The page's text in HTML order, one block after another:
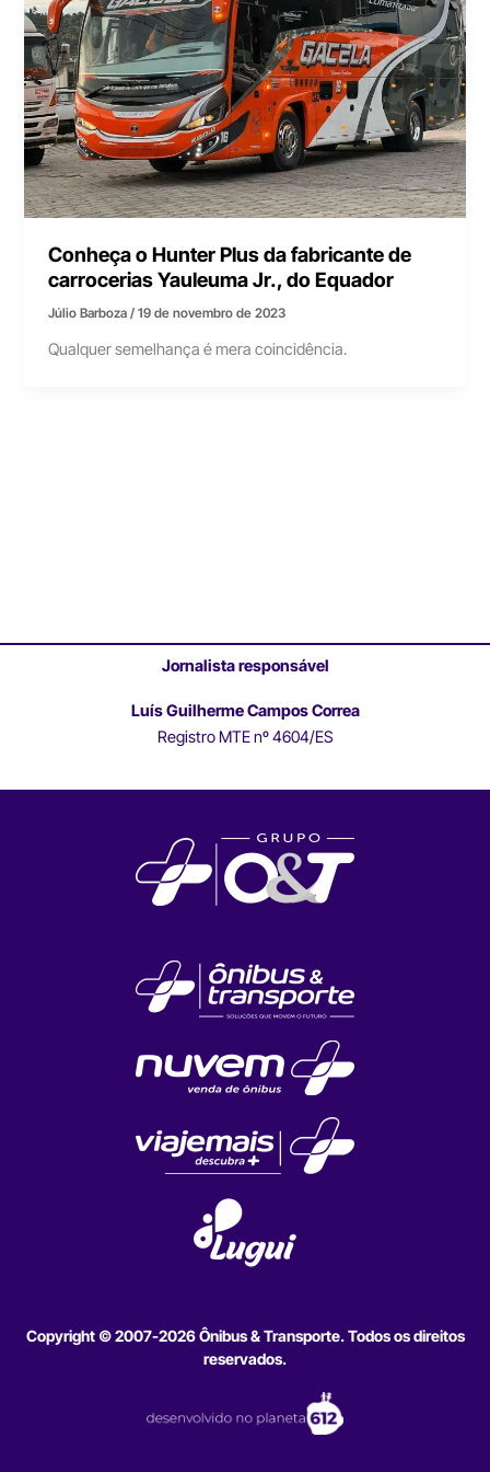
Conheça o Hunter Plus da fabricante de
carrocerias Yauleuma Jr., do Equador
Júlio Barboza/19 de novembro de 2023
Qualquer semelhança é mera coincidência.
Jornalista responsável
Luís Guilherme Campos Correa
Registro MTE nº 4604/ES
Copyright © 2007-2026 Ônibus & Transporte. Todos os direitos
reservados.